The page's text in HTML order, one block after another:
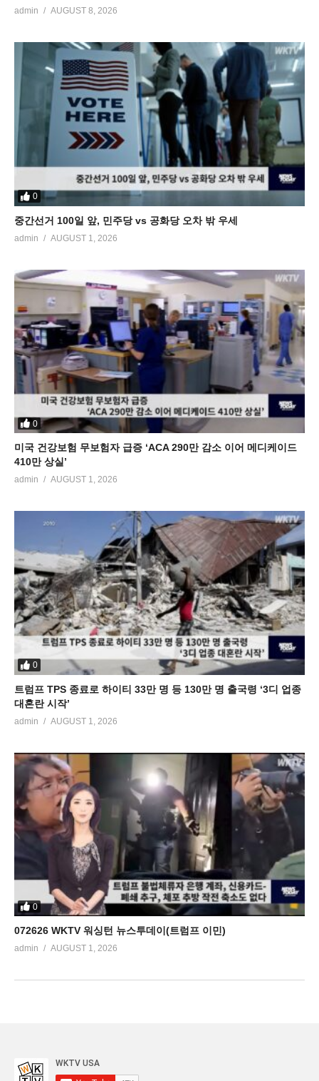
admin AUGUST 8, 2026
0
중간선거 100일 앞, 민주당 vs 공화당 오차 밖 우세
admin AUGUST 1, 2026
0
미국 건강보험 무보험자 급증 ‘ACA 290만 감소 이어 메디케이드
410만 상실’
admin AUGUST 1, 2026
0
트럼프 TPS 종료로 하이티 33만 명 등 130만 명 출국령 ‘3디 업종
대혼란 시작’
admin AUGUST 1, 2026
0
072626 WKTV 워싱턴 뉴스투데이(트럼프 이민)
admin AUGUST 1, 2026